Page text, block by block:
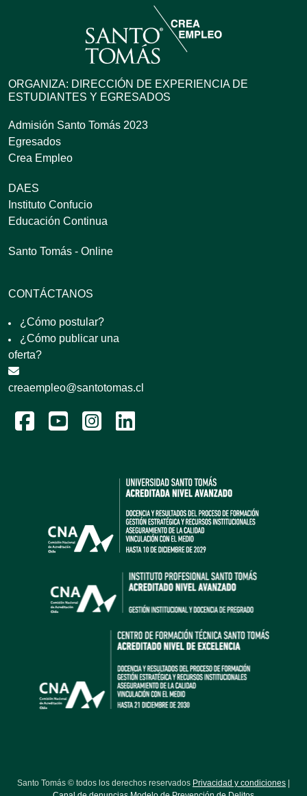
ORGANIZA: DIRECCIÓN DE EXPERIENCIA DE
ESTUDIANTES Y EGRESADOS
Admisión Santo Tomás 2023
Egresados
Crea Empleo
DAES
Instituto Confucio
Educación Continua
Santo Tomás - Online
CONTÁCTANOS
¿Cómo postular?
¿Cómo publicar una
oferta?
creaempleo@santotomas.cl
Santo Tomás © todos los derechos reservados Privacidad y condiciones